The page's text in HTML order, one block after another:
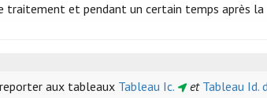
traitement et pendant un certain temps après
aux tableaux Tableau Ic. et Tableau Id.